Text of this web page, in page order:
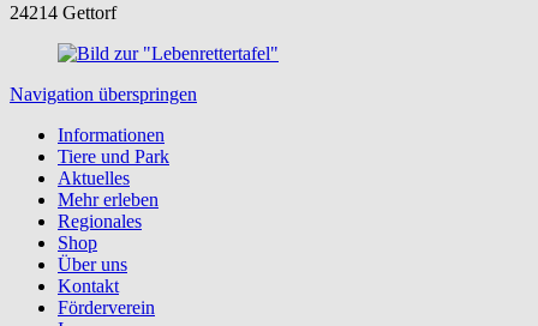
24214 Gettorf
Navigation überspringen
Informationen
Tiere und Park
Aktuelles
Mehr erleben
Regionales
Shop
Über uns
Kontakt
Förderverein